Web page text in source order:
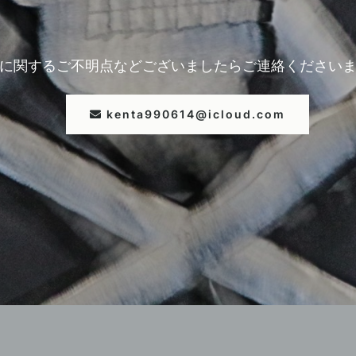
関するご不明点などございましたら ご連絡ください
kenta990614@icloud.com